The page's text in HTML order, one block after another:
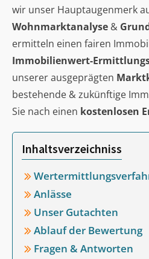
wir unser Hauptaugenmerk
Wohnmarktanalyse &
ermitteln einen fairen
Immobilienwert-
unserer ausgeprägten
bestehende & zukünftige
Sie nach einen kostenlosen
Inhaltsverzeichniss
Anlässe
Unser Gutachten
Ablauf der Bewertung
Fragen & Antworten